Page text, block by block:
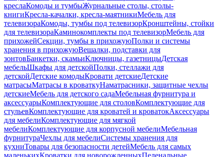
креслаКомоды и тумбыЖурнальные столы, столы-
книгиКресла-качалки, кресла-маятникиМебель для
телевизораКомоды, тумбы под телевизорКронштейны, стойки
для телевизораКаминокомплекты под телевизорМебель для
прихожейСекции, тумбы в прихожуюПолки и системы
хранения в прихожуюВешалки, подставки для
зонтовБанкетки, скамьиКлючницы, газетницыДетская
мебельШкафы для детскойПолки, стеллажи для
детскойДетские комодыКровати детскиеДетские
матрасыМатрасы в кроваткуНаматрасники, защитные чехлы
детскиеМебель для детского садаМебельная фурнитура и
аксессуарыКомплектующие для столовКомплектующие для
стульевКомплектующие для кроватей и кроватокАксессуары
для мебелиКомплектующие для мягкой
мебелиКомплектующие для корпусной мебелиМебельная
фурнитураЧехлы для мебелиСистемы хранения для
кухниТовары для безопасности детейМебель для самых
маленькихКроватки для новорожденныхПеленальные